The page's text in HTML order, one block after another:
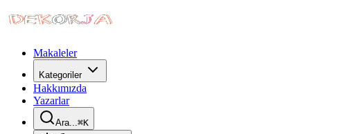
Makaleler
Kategoriler
Hakkımızda
Yazarlar
Ara...⌘K